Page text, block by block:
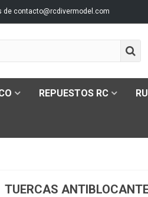
de contacto@rcdivermodel.com
REPUESTOS RC
TUERCAS